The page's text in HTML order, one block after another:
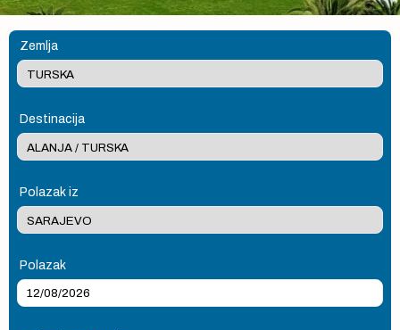
Zemlja
Destinacija
Polazak iz
Polazak